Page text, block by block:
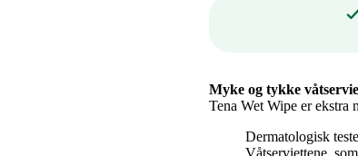
Myke og tykke
Tena Wet Wipe er ekstra
Dermatologisk
Våtserviettene,